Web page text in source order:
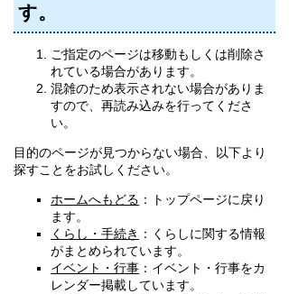
す。
ご指定のページは移動もしくは削除さ
れている場合があります。
混雑のため表示されない場合がありま
すので、再読み込みを行ってくださ
い。
目的のページが見つからない場合、以下より
探すことをお試しください。
ホームへもどる ：トップページに戻り
ます。
くらし・手続き ：くらしに関する情報
がまとめられています。
イベント・行事 ：イベント・行事をカ
レンダー掲載しています。